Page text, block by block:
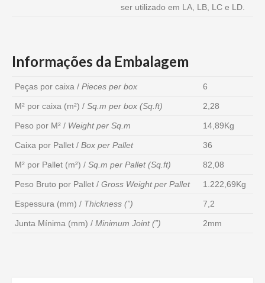
ser utilizado em LA, LB, LC e LD.
Informações da Embalagem
Peças por caixa / Pieces per box 6
M² por caixa (m²) / Sq.m per box (Sq.ft) 2,28
Peso por M² / Weight per Sq.m 14,89Kg
Caixa por Pallet / Box per Pallet 36
M² por Pallet (m²) / Sq.m per Pallet (Sq.ft) 82,08
Peso Bruto por Pallet / Gross Weight per Pallet 1.222,69Kg
Espessura (mm) / Thickness (”) 7,2
Junta Mínima (mm) / Minimum Joint (”) 2mm